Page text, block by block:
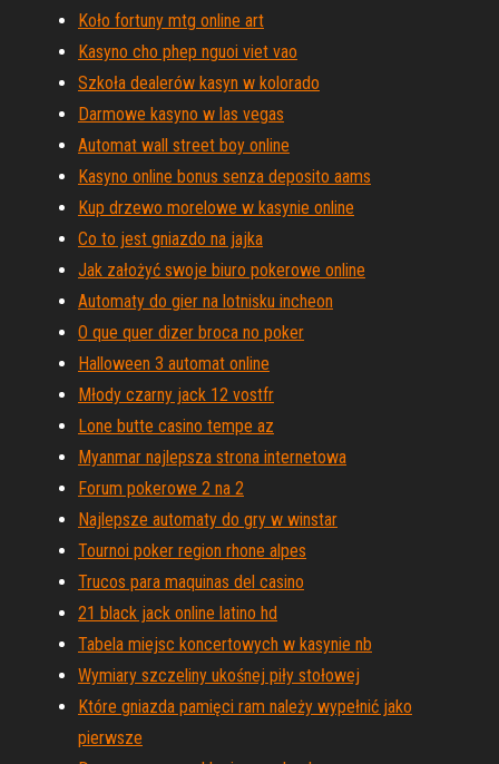
Koło fortuny mtg online art
Kasyno cho phep nguoi viet vao
Szkoła dealerów kasyn w kolorado
Darmowe kasyno w las vegas
Automat wall street boy online
Kasyno online bonus senza deposito aams
Kup drzewo morelowe w kasynie online
Co to jest gniazdo na jajka
Jak założyć swoje biuro pokerowe online
Automaty do gier na lotnisku incheon
O que quer dizer broca no poker
Halloween 3 automat online
Młody czarny jack 12 vostfr
Lone butte casino tempe az
Myanmar najlepsza strona internetowa
Forum pokerowe 2 na 2
Najlepsze automaty do gry w winstar
Tournoi poker region rhone alpes
Trucos para maquinas del casino
21 black jack online latino hd
Tabela miejsc koncertowych w kasynie nb
Wymiary szczeliny ukośnej piły stołowej
Które gniazda pamięci ram należy wypełnić jako
pierwsze